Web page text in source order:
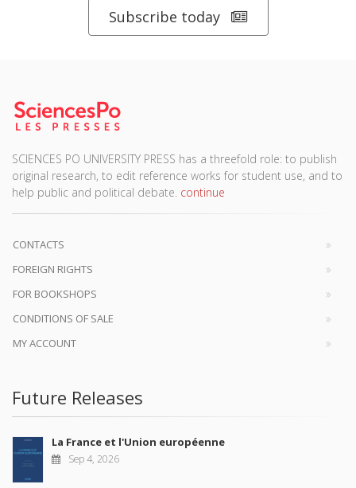
Subscribe today
SCIENCES PO UNIVERSITY PRESS has a threefold role: to publish
original research, to edit reference works for student use, and to
help public and political debate. continue
CONTACTS
FOREIGN RIGHTS
FOR BOOKSHOPS
CONDITIONS OF SALE
MY ACCOUNT
Future Releases
La France et l'Union européenne
Sep 4, 2026